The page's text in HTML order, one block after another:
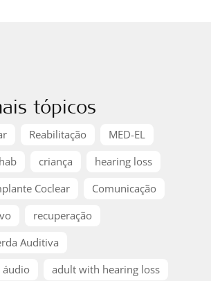
tópicos
Reabilitação
MED-EL
criança
hearing loss
Coclear
Comunicação
recuperação
Auditiva
áudio
adult with hearing loss